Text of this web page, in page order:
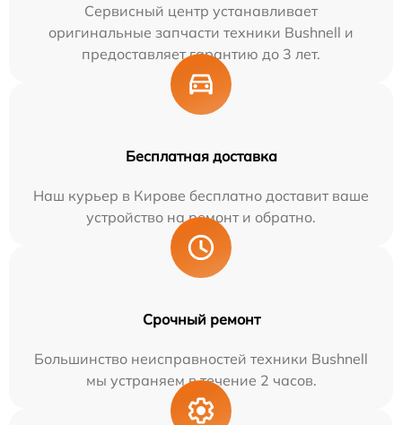
Сервисный центр устанавливает
оригинальные запчасти техники Bushnell и
предоставляет гарантию до 3 лет.
Бесплатная доставка
Наш курьер в Кирове бесплатно доставит ваше
устройство на ремонт и обратно.
Срочный ремонт
Большинство неисправностей техники Bushnell
мы устраняем в течение 2 часов.